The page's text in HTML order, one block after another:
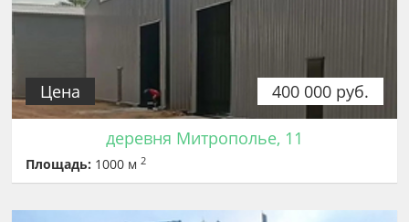
400 000 руб.
Цена
деревня Митрополье, 11
Площадь: 1000 м2